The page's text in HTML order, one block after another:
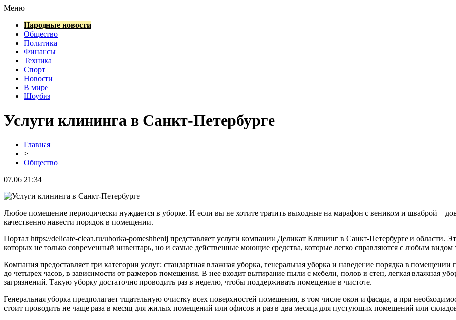
Меню
Народные новости
Общество
Политика
Финансы
Техника
Спорт
Новости
В мире
Шоубиз
Услуги клининга в Санкт-Петербурге
Главная
>
Общество
07.06 21:34
Любое помещение периодически нуждается в уборке. И если вы не хотите тратить выходные на марафон с веником и шваброй –
качественно навести порядок в помещении.
Портал https://delicate-clean.ru/uborka-pomeshhenij представляет услуги компании Деликат Клининг в Санкт-Петербурге и области.
которых не только современный инвентарь, но и самые действенные моющие средства, которые легко справляются с любым видом
Компания предоставляет три категории услуг: стандартная влажная уборка, генеральная уборка и наведение порядка в
до четырех часов, в зависимости от размеров помещения. В нее входит вытирание пыли с мебели, полов и стен, легкая влажная
загрязнений. Такую уборку достаточно проводить раз в неделю, чтобы поддерживать помещение в чистоте.
Генеральная уборка предполагает тщательную очистку всех поверхностей помещения, в том числе окон и фасада, а при
стоит проводить не чаще раза в месяц для жилых помещений или офисов и раз в два месяца для пустующих помещений или